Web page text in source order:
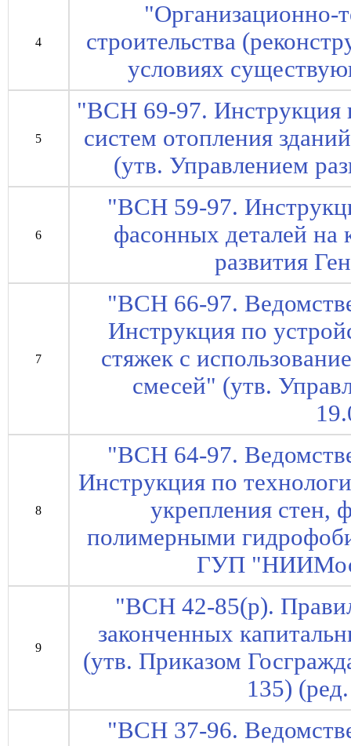
4
"Организационно-
строительства
условиях
5
"ВСН 69-97. Инструкция
систем отопления
(утв. Управлением
6
"ВСН 59-97.
фасонных деталей на
развития
7
"ВСН 66-97.
Инструкция по
стяжек с
смесей" (утв.
8
"ВСН 64-97.
Инструкция по
укрепления стен,
полимерными
ГУП
9
"ВСН 42-85(р).
законченных
(утв. Приказом
135)
"ВСН 37-96.